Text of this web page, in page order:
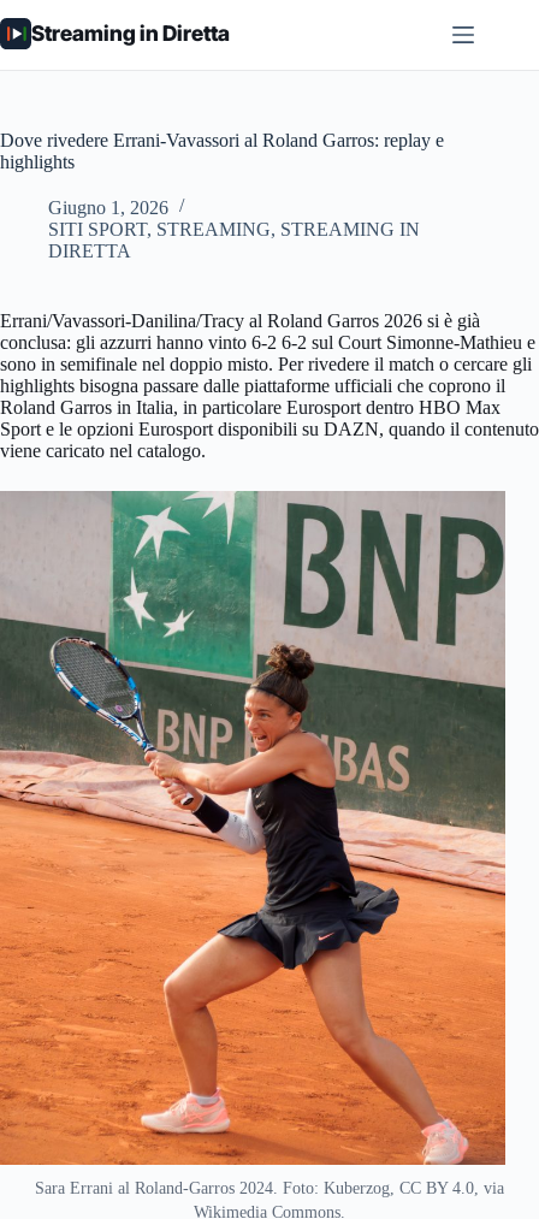
al
contenuto
Streaming in Diretta
Dove rivedere Errani-Vavassori al Roland Garros: replay e
highlights
Giugno 1, 2026
SITI SPORT, STREAMING, STREAMING IN
DIRETTA
Errani/Vavassori-Danilina/Tracy al Roland Garros 2026 si è già
conclusa: gli azzurri hanno vinto 6-2 6-2 sul Court Simonne-Mathieu e
sono in semifinale nel doppio misto. Per rivedere il match o cercare gli
highlights bisogna passare dalle piattaforme ufficiali che coprono il
Roland Garros in Italia, in particolare Eurosport dentro HBO Max
Sport e le opzioni Eurosport disponibili su DAZN, quando il contenuto
viene caricato nel catalogo.
Sara Errani al Roland-Garros 2024. Foto: Kuberzog, CC BY 4.0, via
Wikimedia Commons.